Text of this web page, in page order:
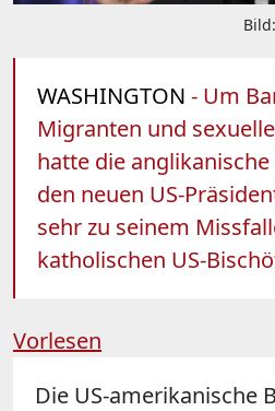
WASHINGTON - Um
Migranten und
hatte die
den neuen US-
sehr zu seinem
katholischen US-
Vorlesen
Die US-amerikanische